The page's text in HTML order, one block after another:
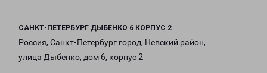
САНКТ-ПЕТЕРБУРГ ДЫБЕНКО 6 КОРПУС 2
Россия, Санкт-Петербург город, Невский район,
улица Дыбенко, дом 6, корпус 2